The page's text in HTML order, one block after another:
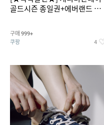
골드시즌 종일권+에버랜드 오
구매 999+
쿠팡 4